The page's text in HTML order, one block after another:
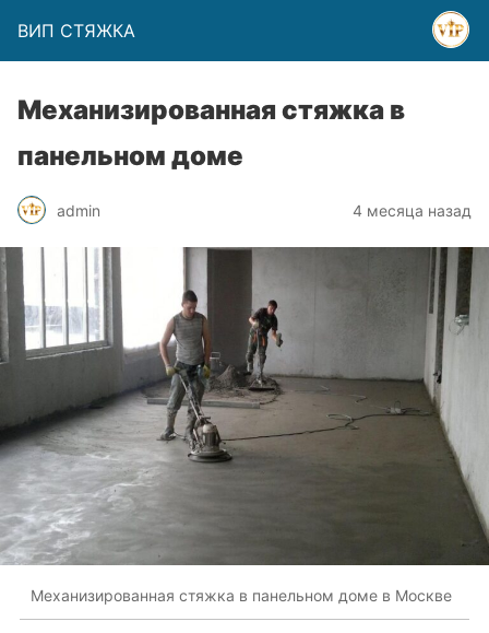
ВИП СТЯЖКА
Механизированная стяжка в
панельном доме
admin 4 месяца назад
Механизированная стяжка в панельном доме в Москве